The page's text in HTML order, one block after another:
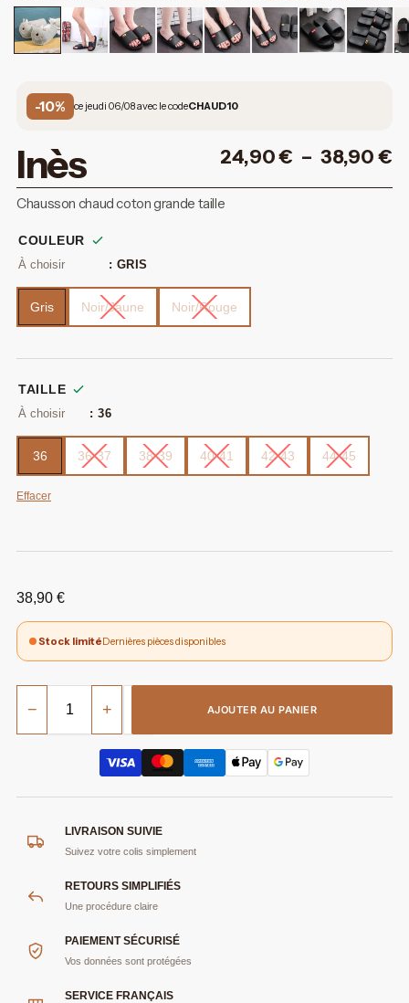
-10% ce jeudi 06/08 avec le codeCHAUD10
Inès 24,90€ – 38,90€
Chausson chaud coton grande taille
COULEUR
: GRIS
Gris Noir/Jaune Noir/Rouge
TAILLE
: 36
36 36-37 38-39 40-41 42-43 44-45
Effacer
38,90 €
Stock limitéDernières pièces disponibles
− + AJOUTER AU PANIER
LIVRAISON SUIVIE
Suivez votre colis simplement
RETOURS SIMPLIFIÉS
Une procédure claire
PAIEMENT SÉCURISÉ
Vos données sont protégées
SERVICE FRANÇAIS